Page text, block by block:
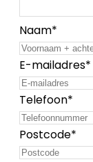
Naam*
E-mailadres*
Telefoon*
Postcode*